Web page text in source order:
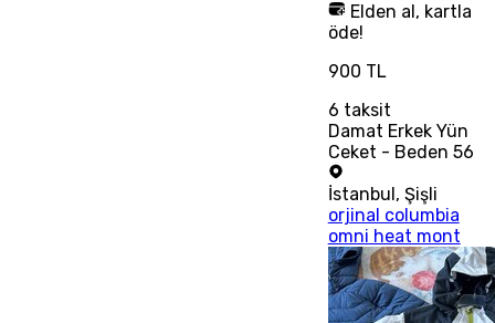
Elden al, kartla
öde!
900 TL
6 taksit
Damat Erkek Yün
Ceket - Beden 56
İstanbul , Şişli
orjinal columbia
omni heat mont